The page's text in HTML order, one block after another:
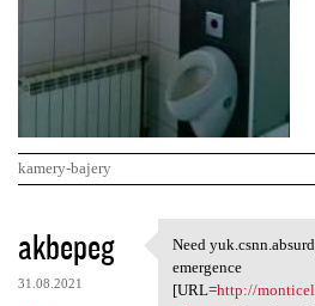
kamery-bajery
K
o
akbepeg
31.08.2021
Need
Need
emergence
[URL=http://